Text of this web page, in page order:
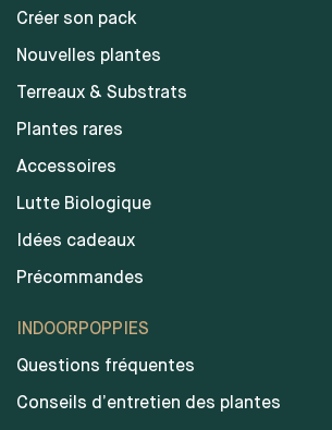
Créer son pack
Nouvelles plantes
Terreaux & Substrats
Plantes rares
Accessoires
Lutte Biologique
Idées cadeaux
Précommandes
INDOORPOPPIES
Questions fréquentes
Conseils d’entretien des plantes